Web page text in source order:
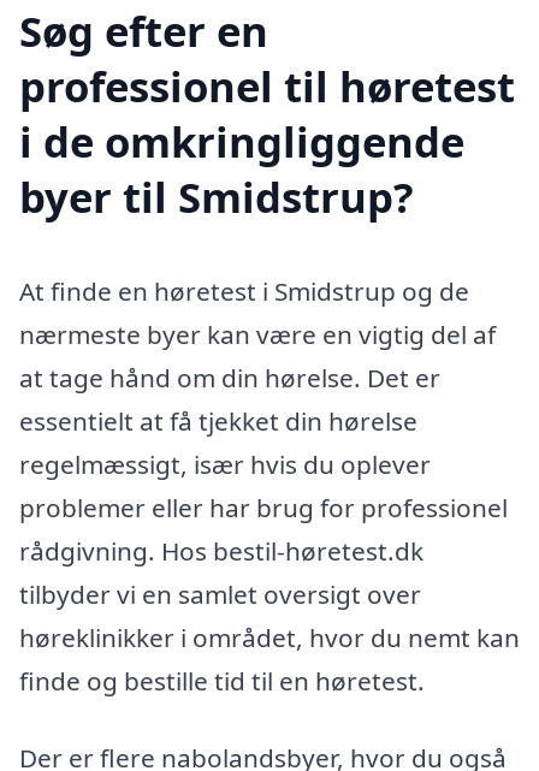
Søg efter en
professionel til høretest
i de omkringliggende
byer til Smidstrup?
At finde en høretest i Smidstrup og de
nærmeste byer kan være en vigtig del af
at tage hånd om din hørelse. Det er
essentielt at få tjekket din hørelse
regelmæssigt, især hvis du oplever
problemer eller har brug for professionel
rådgivning. Hos bestil-høretest.dk
tilbyder vi en samlet oversigt over
høreklinikker i området, hvor du nemt kan
finde og bestille tid til en høretest.
Der er flere nabolandsbyer, hvor du også